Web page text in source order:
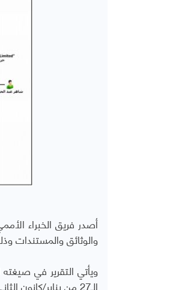
أصدر فريق الخبراء
والوثائق والمستندات وذلك فقا للفقرة
الـ27 من يناير/كانون الثاني 2017، ويطالب الفريق بإدراجه كوثيقة من وثائق المجلس.